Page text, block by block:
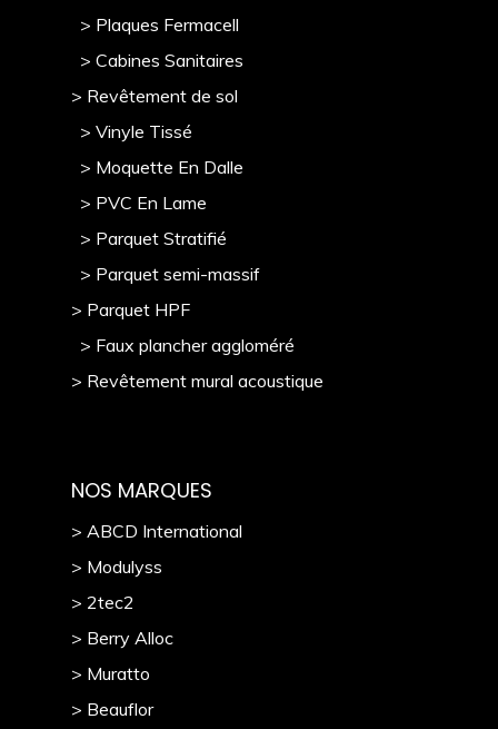
> Plaques Fermacell
> Cabines Sanitaires
> Revêtement de sol
> Vinyle Tissé
> Moquette En Dalle
> PVC En Lame
> Parquet Stratifié
> Parquet semi-massif
> Parquet HPF
> Faux plancher aggloméré
> Revêtement mural acoustique
NOS MARQUES
> ABCD International
> Modulyss
> 2tec2
> Berry Alloc
> Muratto
> Beauflor